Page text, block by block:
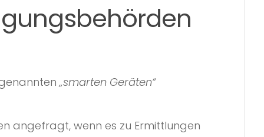
„smarten Geräten“
angefragt, wenn es zu Ermittlungen